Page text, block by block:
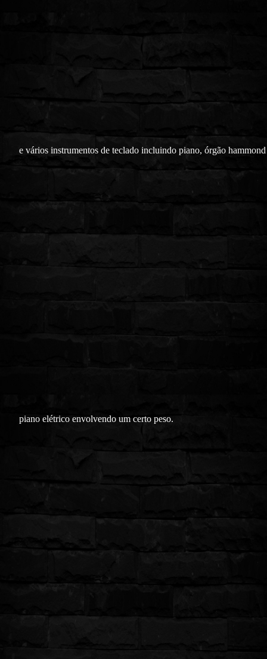
e vários instrumentos de teclado incluindo piano, órgão hammond
piano elétrico envolvendo um certo peso.